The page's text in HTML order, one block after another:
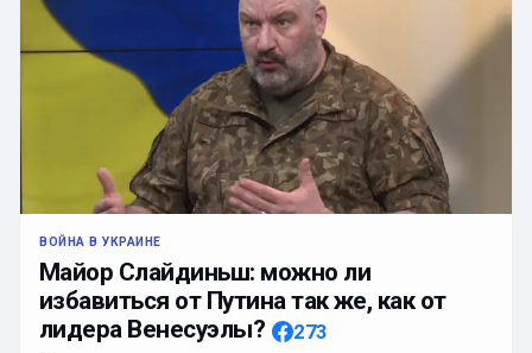
ВОЙНА В УКРАИНЕ
Майор Слайдиньш: можно ли
избавиться от Путина так же, как от
лидера Венесуэлы?
273